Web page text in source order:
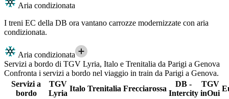
Aria condizionata
I treni EC della DB ora vantano carrozze modernizzate con aria
condizionata.
Aria condizionata
Servizi a bordo di TGV Lyria, Italo e Trenitalia da Parigi a Genova
Confronta i servizi a bordo nel viaggio in train da Parigi a Genova.
Servizi a
bordo
TGV
Lyria
Italo Trenitalia Frecciarossa
DB -
Intercity
TGV
inOui